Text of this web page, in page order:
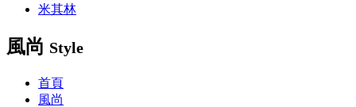
米其林
風尚 Style
首頁
風尚